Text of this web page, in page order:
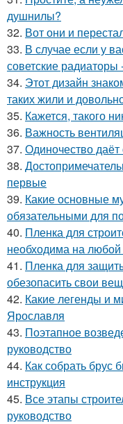
душнилы?
32. Вот они и
33. В случае если у
советские
34. Этот дизайн
таких жили и
35. Кажется, такого
36. Важность
37. Одиночество даёт
38.
первые
39. Какие основные
обязательными для
40. Пленка для
необходима на любой
41. Пленка для
обезопасить свои
42. Какие легенды и
Ярославля
43. Поэтапное
руководство
44. Как собрать брус
инструкция
45. Все этапы
руководство